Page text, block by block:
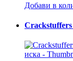
Добави в
Crackstuffers